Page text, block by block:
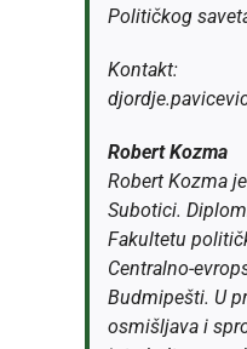
Političkog
Kontakt:
Robert Kozma
Robert Kozma
Subotici.
Fakultetu
Centralno-
Budmipešti. U
osmišljava i